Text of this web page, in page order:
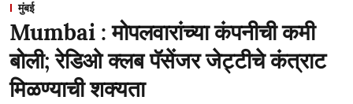
मुंबई
Mumbai : मोपलवारांच्या कंपनीची कमी
बोली; रेडिओ क्लब पॅसेंजर जेट्टीचे कंत्राट
मिळण्याची शक्यता